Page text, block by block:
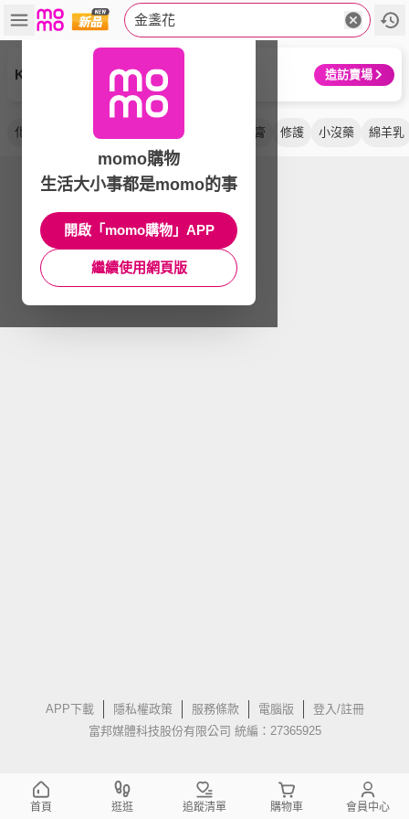
金盞花
Kiehl’s 契爾氏 造訪賣場
化妝水 屁屁膏 修護 小沒藥 綿羊乳
APP下載 隱私權政策 服務條款 電腦版
登入/註冊
富邦媒體科技股份有限公司 統編：27365925
momo購物
生活大小事都是momo的事
開啟「momo購物」APP
繼續使用網頁版
首頁 逛逛 追蹤清單 購物車 會員中心